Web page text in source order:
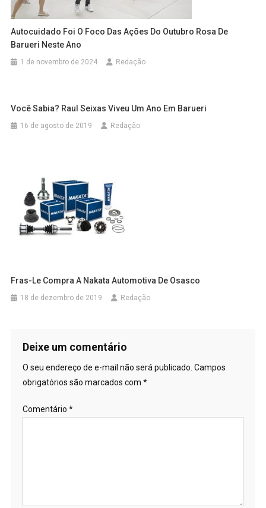
Autocuidado Foi O Foco Das Ações Do Outubro Rosa De
Barueri Neste Ano
1 de novembro de 2024 Redação
Você Sabia? Raul Seixas Viveu Um Ano Em Barueri
16 de agosto de 2019 Redação
Fras-Le Compra A Nakata Automotiva De Osasco
18 de dezembro de 2019 Redação
Deixe um comentário
O seu endereço de e-mail não será publicado. Campos
obrigatórios são marcados com *
Comentário *